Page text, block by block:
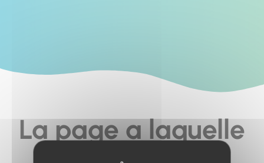
La page a laquelle